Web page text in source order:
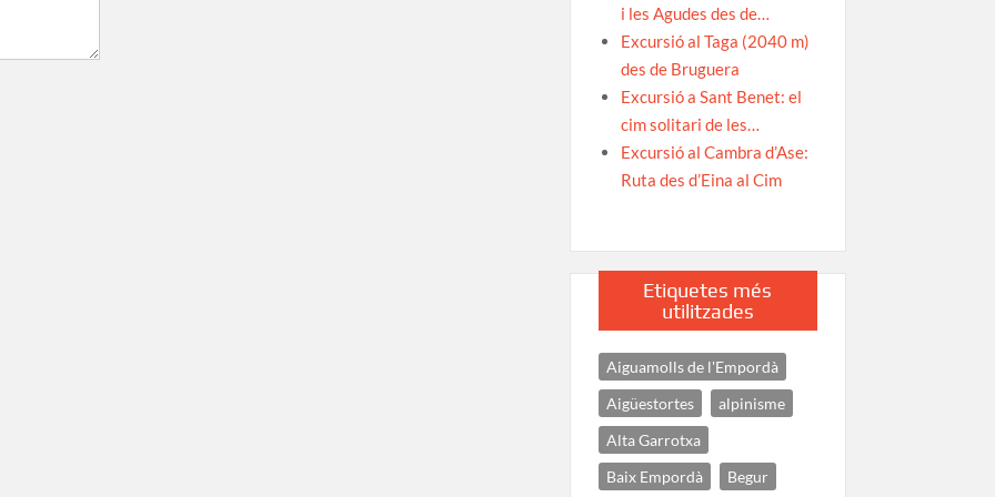
i les Agudes des de…
Excursió al Taga (2040 m)
des de Bruguera
Excursió a Sant Benet: el
cim solitari de les…
Excursió al Cambra d’Ase:
Ruta des d’Eina al Cim
Etiquetes més
utilitzades
Aiguamolls de l'Empordà
Aigüestortes
alpinisme
Alta Garrotxa
Baix Empordà
Begur